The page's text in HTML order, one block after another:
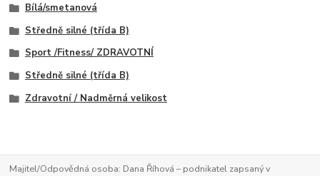
Bílá/smetanová
Středně silné (třída B)
Sport /Fitness/ ZDRAVOTNÍ
Středně silné (třída B)
Zdravotní / Nadměrná velikost
Majitel/Odpovědná osoba: Dana Říhová – podnikatel zapsaný v